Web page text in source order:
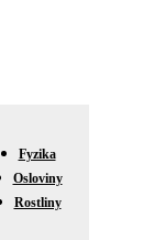
Fyzika
Osloviny
Rostliny